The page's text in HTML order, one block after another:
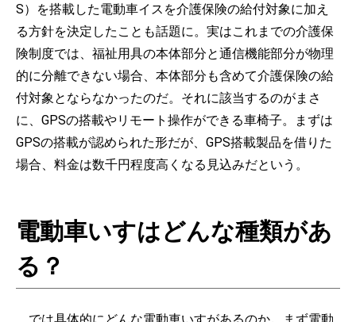
S）を搭載した電動車イスを介護保険の給付対象に加え
る方針を決定したことも話題に。実はこれまでの介護保
険制度では、福祉用具の本体部分と通信機能部分が物理
的に分離できない場合、本体部分も含めて介護保険の給
付対象とならなかったのだ。それに該当するのがまさ
に、GPSの搭載やリモート操作ができる車椅子。まずは
GPSの搭載が認められた形だが、GPS搭載製品を借りた
場合、料金は数千円程度高くなる見込みだという。
電動車いすはどんな種類があ
る？